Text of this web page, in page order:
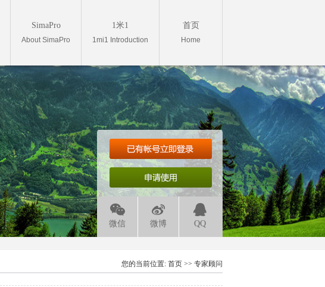
首页
Home
1米1
1mi1 Introduction
SimaPro
About SimaPro
微信 微博 QQ
您的当前位置: 首页 >> 专家顾问